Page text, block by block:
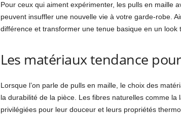
Pour ceux qui aiment expérimenter, les pulls en maille
peuvent insuffler une nouvelle vie à votre garde-robe.
différence et transformer une tenue basique en un look
Les matériaux tendance
Lorsque l’on parle de pulls en maille, le choix des
la durabilité de la pièce. Les fibres naturelles comme
privilégiées pour leur douceur et leurs propriétés